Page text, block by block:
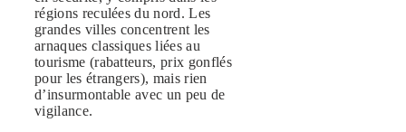
régions reculées du nord. Les
grandes villes concentrent les
arnaques classiques liées au
tourisme (rabatteurs, prix gonflés
pour les étrangers), mais rien
d’insurmontable avec un peu de
vigilance.